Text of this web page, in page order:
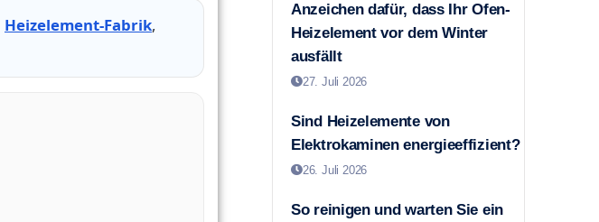
Heizelement-Fabrik,
Anzeichen dafür, dass Ihr Ofen-
Heizelement vor dem Winter
ausfällt
27. Juli 2026
Sind Heizelemente von
Elektrokaminen energieeffizient?
26. Juli 2026
So reinigen und warten Sie ein